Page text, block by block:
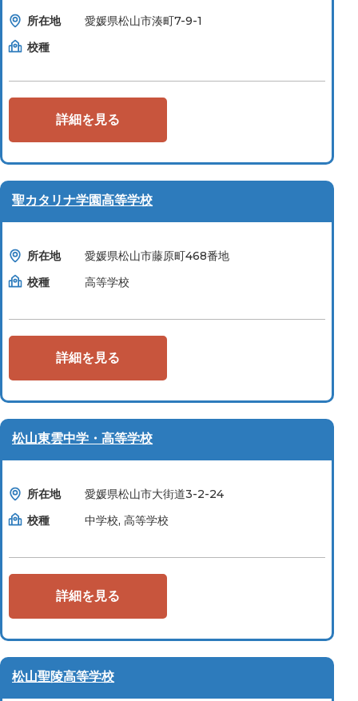
所在地
愛媛県松山市湊町7-9-1
校種
詳細を見る
聖カタリナ学園高等学校
所在地
愛媛県松山市藤原町468番地
校種
高等学校
詳細を見る
松山東雲中学・高等学校
所在地
愛媛県松山市大街道3-2-24
校種
中学校, 高等学校
詳細を見る
松山聖陵高等学校